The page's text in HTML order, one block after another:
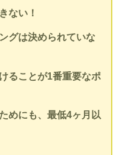
ない！
グは決められていな
ることが1番重要なポ
めにも、最低4ヶ月以